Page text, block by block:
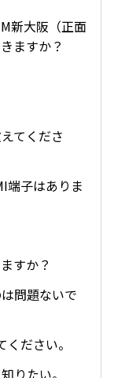
新大阪（正面
ますか？
てくださ
端子はありま
すか？
問題ないで
ださい。
りたい。